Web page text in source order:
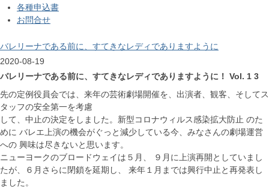
各種申込書
お問合せ
バレリーナである前に、すてきなレディでありますように
2020-08-19
バレリーナである前に、すてきなレディでありますように！ Vol. 1 3
先の定例役員会では、来年の芸術劇場開催を、出演者、観客、そしてス
タッフの安全第一を考慮
して、中止の決定をしました。新型コロナウィルス感染拡大防止 のた
めに バレエ上演の機会がぐっと減少している今、みなさんの劇場運営
への 興味は尽きないと思います。
ニューヨークのブロードウェイは５月、 ９月に上演再開としていまし
たが、６月さらに閉鎖を延期し、 来年１月までは興行中止と再発表し
ました。